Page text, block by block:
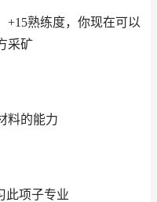
熟练度，你现在可以
采矿
的能力
项子专业